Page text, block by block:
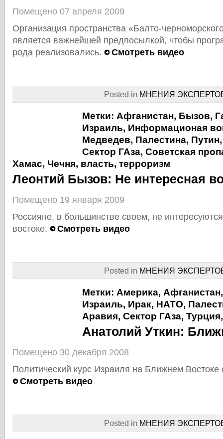
Помещено 07 апреля 2009
Организация пространства «Балто-
является важнейшей предпосылкой, чтобы
рода реализовались.
Смотреть видео
Posted in МНЕНИЯ
Метки: Афганистан, Бызов,
Израиль, Информационая
Медведев, Палестина, Путин
Сектор ГАза, Советская
Хамас, Чечня, власть, терроризм
Леонтий Бызов: Не интересная
Помещено 19 января 2009
Россияне, в большинстве своем, не
востоке.
Смотреть видео
Posted in МНЕНИЯ
Метки: Америка, Афганистан
Израиль, Ирак, НАТО,
Аравия, Сектор ГАза, Турция
Анатолий Уткин:
Помещено 30 декабря 2008
Политический курс Израиля на Ближнем Востоке
Смотреть видео
Posted in МНЕНИЯ